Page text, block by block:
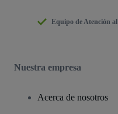
Equipo de Atención
Nuestra empresa
Acerca de nosotros